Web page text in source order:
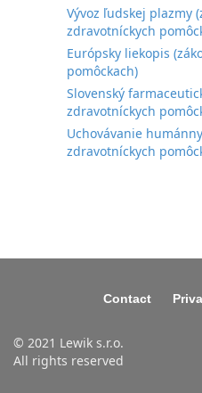
Vývoz ľudskej plazmy
zdravotníckych
Európsky liekopis
pomôckach)
Slovenský
zdravotníckych
Uchovávanie
zdravotníckych
Contact
© 2021 Lewik s.r.o.
All rights reserved